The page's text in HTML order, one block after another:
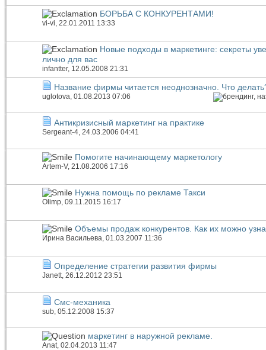
БОРЬБА С КОНКУРЕНТАМИ!
vi-vi , 22.01.2011 13:33
Новые подходы в маркетинге: секреты
лично для вас
infantter, 12.05.2008 21:31
Название фирмы читается неоднозначно. Что
uglotova , 01.08.2013 07:06
Антикризисный маркетинг на практике
Sergeant-4, 24.03.2006 04:41
Помогите начинающему маркетологу
Artem-V, 21.08.2006 17:16
Нужна помощь по рекламе Такси
Olimp, 09.11.2015 16:17
Объемы продаж конкурентов. Как их можно
Ирина Васильева , 01.03.2007 11:36
Определение стратегии развития фирмы
Janett, 26.12.2012 23:51
Смс-механика
sub , 05.12.2008 15:37
маркетинг в наружной рекламе.
Anat, 02.04.2013 11:47